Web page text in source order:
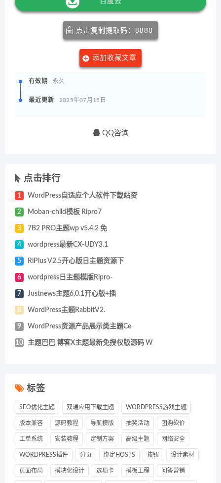
点击复制提取码：8888
添加收藏文章
有效期 永久
最近更新 2025年07月15日
QQ咨询
点击排行
1 WordPress自适应个人软件下载站资
2 Moban-child模板 Ripro7
3 7B2 PRO主题wp v5.4.2 免
4 wordpress最新CX-UDY3.1
5 RiPlus V2.5开心版日主题资源下
6 wordpress日主题模版Ripro-
7 Justnews主题6.0.1开心版+插
8 WordPress主题RabbitV2.
9 WordPress资源产品展示类主题Ce
10 主题巴巴 博客X主题最新免授权版源码 W
标签
SEO优化主题 双端应用下载主题 WORDPRESS游戏主题
版本兼容 源码教程 导航模版 抽奖活动 团购砍价
工单系统 安装教程 定制方案 高级主题 网络安全
WORDPRESS插件 分页 绑定HOSTS 按钮 设计素材
页面布局 模块化设计 选项卡 模板工程 问答营销